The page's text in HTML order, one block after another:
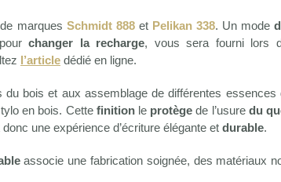
de marques Schmidt 888et Pelikan 338. Un mode
changer la recharge, vous sera fourni lors
l’article dédié en ligne.
bois et aux assemblage de différentes essences
en bois. Cette finitionle protège de l’usure du
une expérience d’écriture élégante et durable.
associe une fabrication soignée, des matériaux